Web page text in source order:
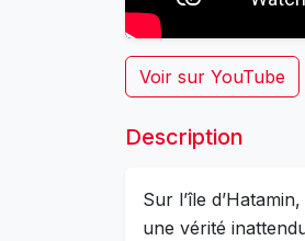
Voir sur YouTube
Description
Sur l’île
une vérité